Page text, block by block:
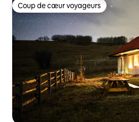
Coup de cœur voyageurs
Coup de cœur voyageurs